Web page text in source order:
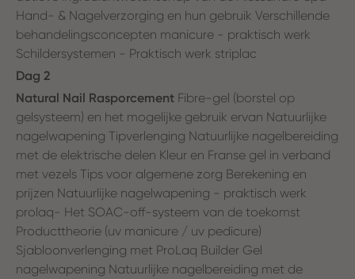
Hand- & Nagelverzorging en hun gebruik Verschillende
behandelingsconcepten manicure - praktisch werk
Schildersystemen - Praktisch werk striplac
Dag 2
Natural Nail Rasporcement Fibre-gel (borstel op
gelsysteem) en het mogelijke gebruik ervan Natuurlijke
nagelwapening Tipverlenging Natuurlijke nagelbereiding
met de elektrische delen Kleur en Franse gel in verband
met vezels Tips voor algemene zorg Berekening en
prijzen Natuurlijke nagelwapening - praktisch werk
prolaq- Het SOAC-off-systeem van de toekomst
Producttheorie (uv manicure / uv pedicure)
Sjabloonverlenging met ProLaq Builder Gel
nagelwapening Natuurlijke nagelbereiding met de